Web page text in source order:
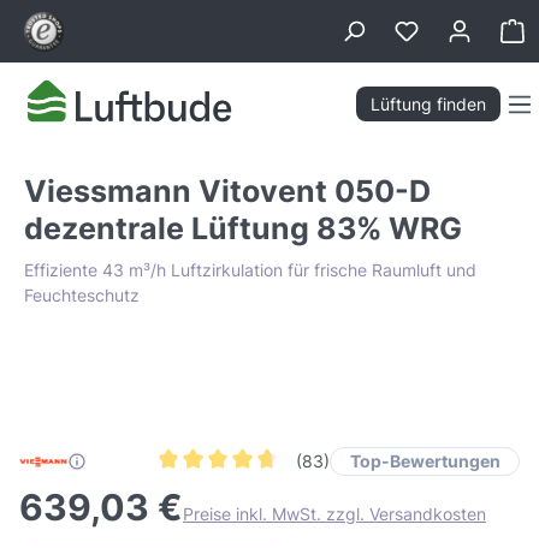
springen
Lüftung finden
Viessmann Vitovent 050-D
dezentrale Lüftung 83% WRG
Effiziente 43 m³/h Luftzirkulation für frische Raumluft und
Feuchteschutz
Tiefpreis Garantie (83) Top-Bewertungen
639,03 €Preise inkl. MwSt. zzgl. Versandkosten